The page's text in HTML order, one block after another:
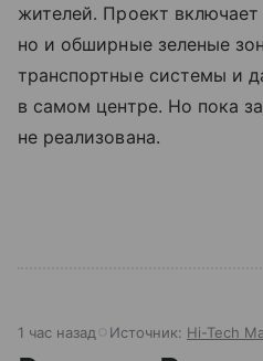
жителей. Проект
но и обширные зеленые
транспортные системы и
в самом центре. Но пока
не реализована.
1 час назад Источник: Hi-Tech